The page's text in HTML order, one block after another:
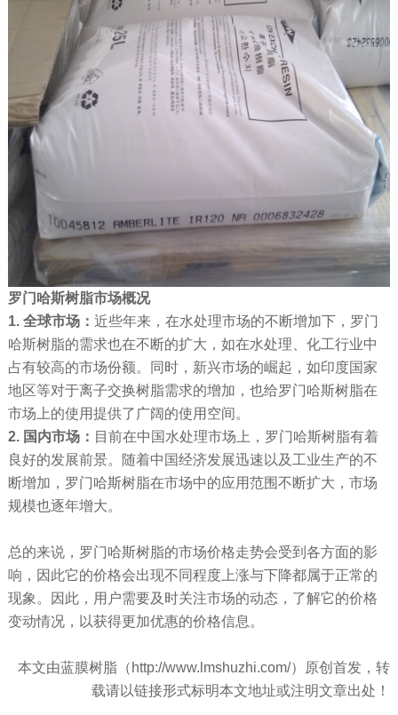
罗门哈斯树脂市场概况
1. 全球市场： 近些年来，在水处理市场的不断增加下，罗门
哈斯树脂的需求也在不断的扩大，如在水处理、化工行业中
占有较高的市场份额。同时，新兴市场的崛起，如印度国家
地区等对于离子交换树脂需求的增加，也给罗门哈斯树脂在
市场上的使用提供了广阔的使用空间。
2. 国内市场： 目前在中国水处理市场上，罗门哈斯树脂有着
良好的发展前景。随着中国经济发展迅速以及工业生产的不
断增加，罗门哈斯树脂在市场中的应用范围不断扩大，市场
规模也逐年增大。
总的来说，罗门哈斯树脂的市场价格走势会受到各方面的影
响，因此它的价格会出现不同程度上涨与下降都属于正常的
现象。因此，用户需要及时关注市场的动态，了解它的价格
变动情况，以获得更加优惠的价格信息。
本文由蓝膜树脂（http://www.lmshuzhi.com/）原创首发，转
载请以链接形式标明本文地址或注明文章出处！